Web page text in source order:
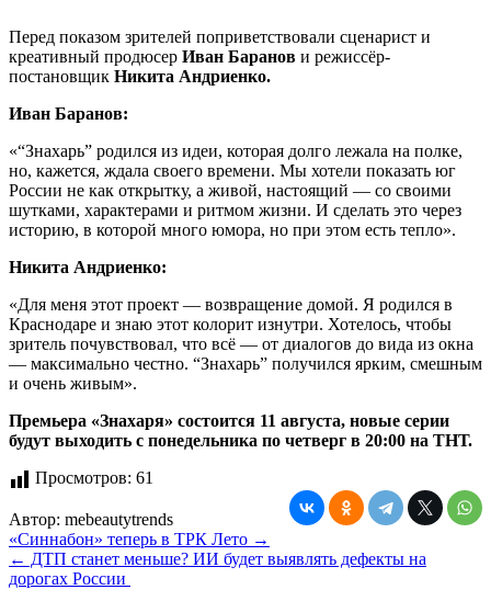
Перед показом зрителей поприветствовали сценарист и
креативный продюсер Иван Баранов и режиссёр-
постановщик Никита Андриенко.
Иван Баранов:
«“Знахарь” родился из идеи, которая долго лежала на полке,
но, кажется, ждала своего времени. Мы хотели показать юг
России не как открытку, а живой, настоящий — со своими
шутками, характерами и ритмом жизни. И сделать это через
историю, в которой много юмора, но при этом есть тепло».
Никита Андриенко:
«Для меня этот проект — возвращение домой. Я родился в
Краснодаре и знаю этот колорит изнутри. Хотелось, чтобы
зритель почувствовал, что всё — от диалогов до вида из окна
— максимально честно. “Знахарь” получился ярким, смешным
и очень живым».
Премьера «Знахаря» состоится 11 августа, новые серии
будут выходить с понедельника по четверг в 20:00 на ТНТ.
Просмотров: 61
Автор: mebeautytrends
Навигация
по
«Синнабон» теперь в ТРК Лето →
← ДТП станет меньше? ИИ будет выявлять дефекты на
дорогах России